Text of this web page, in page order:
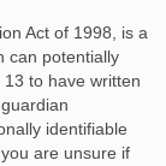
Act of 1998, is a
can potentially
to have written
identifiable
are unsure if